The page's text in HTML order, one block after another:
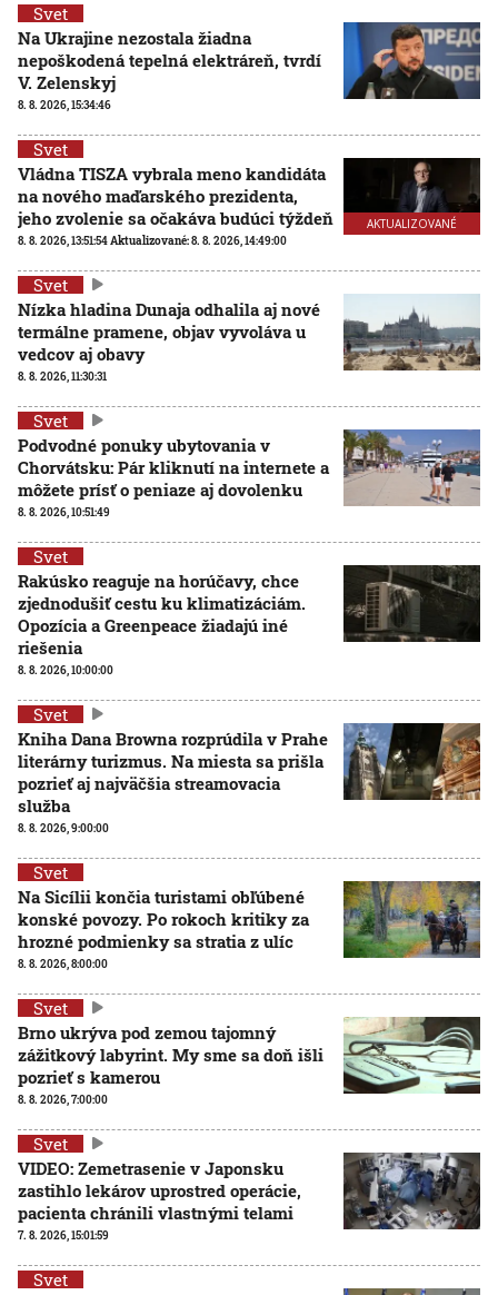
Svet
Na Ukrajine nezostala žiadna
nepoškodená tepelná elektráreň, tvrdí
V. Zelenskyj
8. 8. 2026, 15:34:46
AKTUALIZOVANÉ
Svet
Vládna TISZA vybrala meno kandidáta
na nového maďarského prezidenta,
jeho zvolenie sa očakáva budúci týždeň
8. 8. 2026, 13:51:54Aktualizované:8. 8. 2026, 14:49:00
Svet
Nízka hladina Dunaja odhalila aj nové
termálne pramene, objav vyvoláva u
vedcov aj obavy
8. 8. 2026, 11:30:31
Svet
Podvodné ponuky ubytovania v
Chorvátsku: Pár kliknutí na internete a
môžete prísť o peniaze aj dovolenku
8. 8. 2026, 10:51:49
Svet
Rakúsko reaguje na horúčavy, chce
zjednodušiť cestu ku klimatizáciám.
Opozícia a Greenpeace žiadajú iné
riešenia
8. 8. 2026, 10:00:00
Svet
Kniha Dana Browna rozprúdila v Prahe
literárny turizmus. Na miesta sa prišla
pozrieť aj najväčšia streamovacia
služba
8. 8. 2026, 9:00:00
Svet
Na Sicílii končia turistami obľúbené
konské povozy. Po rokoch kritiky za
hrozné podmienky sa stratia z ulíc
8. 8. 2026, 8:00:00
Svet
Brno ukrýva pod zemou tajomný
zážitkový labyrint. My sme sa doň išli
pozrieť s kamerou
8. 8. 2026, 7:00:00
Svet
VIDEO: Zemetrasenie v Japonsku
zastihlo lekárov uprostred operácie,
pacienta chránili vlastnými telami
7. 8. 2026, 15:01:59
Svet